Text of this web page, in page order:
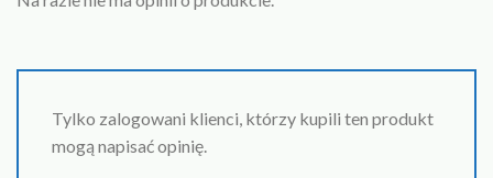
Tylko zalogowani klienci, którzy kupili ten produkt
mogą napisać opinię.